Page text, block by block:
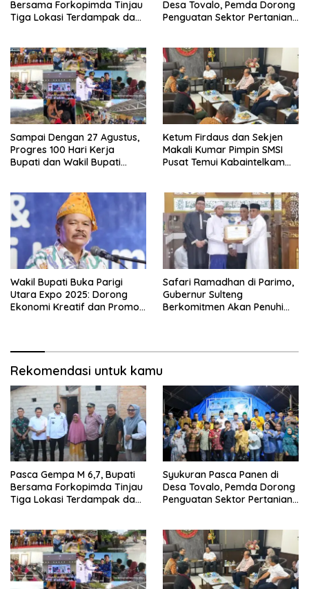
Bersama Forkopimda Tinjau
Tiga Lokasi Terdampak dan
Desa Tovalo, Pemda Dorong
Penguatan Sektor Pertanian
Sampai Dengan 27 Agustus,
Progres 100 Hari Kerja
Bupati dan Wakil Bupati
Ketum Firdaus dan Sekjen
Makali Kumar Pimpin SMSI
Pusat Temui Kabaintelkam
Berkesinambungan
Wakil Bupati Buka Parigi
Utara Expo 2025: Dorong
Ekonomi Kreatif dan Promosi
Safari Ramadhan di Parimo,
Gubernur Sulteng
Berkomitmen Akan Penuhi
Rekomendasi untuk kamu
Pasca Gempa M 6,7, Bupati
Bersama Forkopimda Tinjau
Tiga Lokasi Terdampak dan
Syukuran Pasca Panen di
Desa Tovalo, Pemda Dorong
Penguatan Sektor Pertanian